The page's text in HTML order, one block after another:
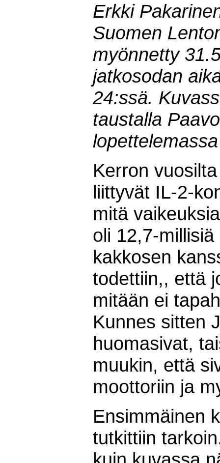
Erkki
Suomen
myönnetty
jatkosodan
24:ssä.
taustalla
Kerron
liittyvät IL-2-
mitä
oli 12,7-
kakkosen
todettiin,, että
mitään ei
Kunnes sitten
huomasivat,
muukin, että
moottoriin ja
Ensimmäinen
tutkittiin